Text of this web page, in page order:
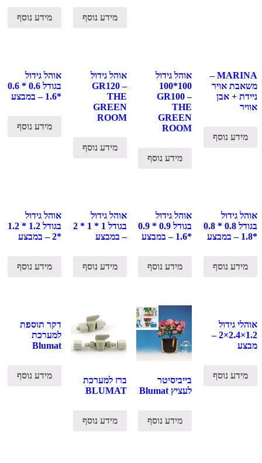
מידע נוסף מידע נוסף
MARINA –
משאבת אויר
ניידת + אבן
אוויר
מידע נוסף
אוהל גידול
100*100
GR100 –
THE
GREEN
ROOM
מידע נוסף
אוהל גידול
GR120 –
THE
GREEN
ROOM
מידע נוסף
אוהל גידול
בגודל 0.6 * 0.6
*1.6 – במבצע
מידע נוסף
אוהל גידול
בגודל 0.8 * 0.8
*1.8 – במבצע
מידע נוסף
אוהל גידול
בגודל 0.9 * 0.9
*1.6 – במבצע
מידע נוסף
אוהל גידול
בגודל 1 * 1 * 2
– במבצע
מידע נוסף
אוהל גידול
בגודל 1.2 * 1.2
*2 – במבצע
מידע נוסף
אוהלי גידול
1.2×2.4×2 –
מבצע
מידע נוסף
בייביסיטר
לעציץ Blumat
מידע נוסף
ברז למערכת
BLUMAT
מידע נוסף
דקר תוספת
למערכת
Blumat
מידע נוסף